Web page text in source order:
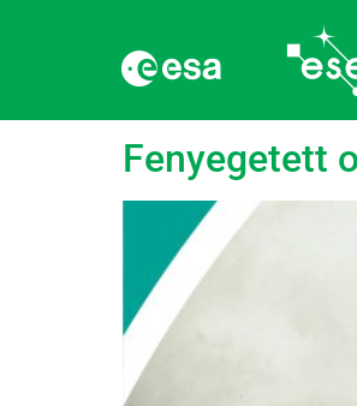
Címke:
Fenyegetett